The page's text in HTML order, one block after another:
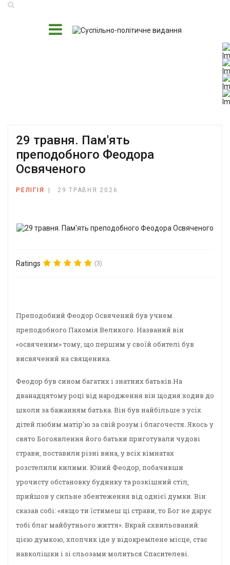
29 травня. Пам'ять
преподобного Феодора
Освяченого
РЕЛІГІЯ 29 ТРАВНЯ 2026
Ratings (3)
Преподобний Феодор Освячений був учнем
преподобного Пахомія Великого. Названий він
«освяченим» тому, що першим у своїй обителі був
висвячений на священика.
Феодор був сином багатих і знатних батьків.На
дванадцятому році від народження він щодня ходив до
школи за бажанням батька. Він був найбільше з усіх
дітей любим матір'ю за свій розум і благочестя. Якось у
свято Богоявлення його батьки приготували чудові
страви, поставили різні вина, у всіх кімнатах
розстелили килими. Юний Феодор, побачивши
урочисту обстановку будинку та розкішний стіл,
прийшов у сильне збентеження від однієї думки. Він
сказав собі: «якщо ти їстимеш ці страви, то Бог не дарує
тобі благ майбутнього життя». Вкрай схвильований
цією думкою, хлопчик іде у відокремлене місце, стає
навколішки і зі сльозами молиться Спасителеві.